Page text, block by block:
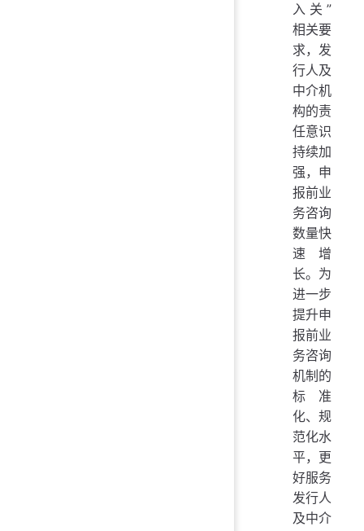
入关”
相关要
求，发
行人及
中介机
构的责
任意识
持续加
强，申
报前业
务咨询
数量快
速增
长。为
进一步
提升申
报前业
务咨询
机制的
标准
化、规
范化水
平，更
好服务
发行人
及中介